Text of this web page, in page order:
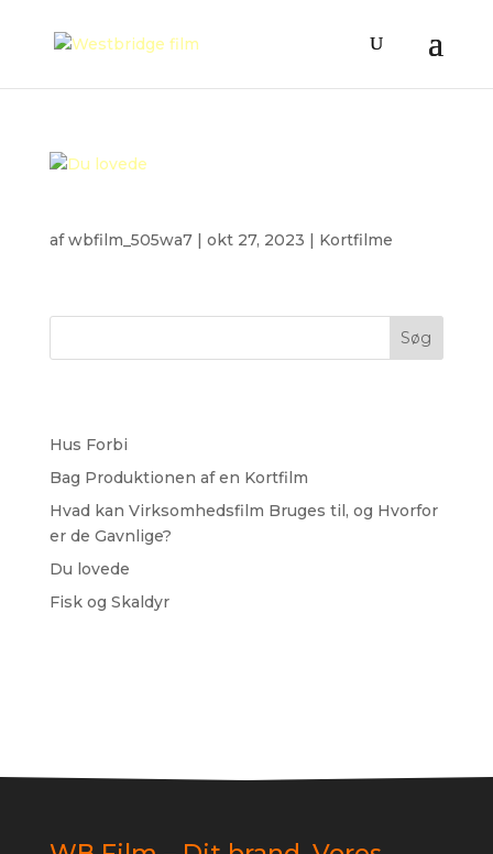
afwbfilm_505wa7| okt 27, 2023 | Kortfilme
Søg
Hus Forbi
Bag Produktionen af en Kortfilm
Hvad kan Virksomhedsfilm Bruges til, og Hvorfor
er de Gavnlige?
Du lovede
Fisk og Skaldyr